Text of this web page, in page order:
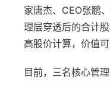
家唐杰、CEO张鹏
理层穿透后的合计
高股价计算，价值
目前，三名核心管